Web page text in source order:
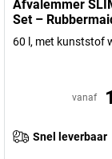
Afvalemmer
Set –
60 l, met kunststof
vanaf
Snel leverbaar